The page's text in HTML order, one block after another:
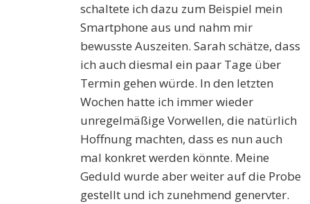
schaltete ich dazu zum Beispiel mein
Smartphone aus und nahm mir
bewusste Auszeiten. Sarah schätze, dass
ich auch diesmal ein paar Tage über
Termin gehen würde. In den letzten
Wochen hatte ich immer wieder
unregelmäßige Vorwellen, die natürlich
Hoffnung machten, dass es nun auch
mal konkret werden könnte. Meine
Geduld wurde aber weiter auf die Probe
gestellt und ich zunehmend genervter.